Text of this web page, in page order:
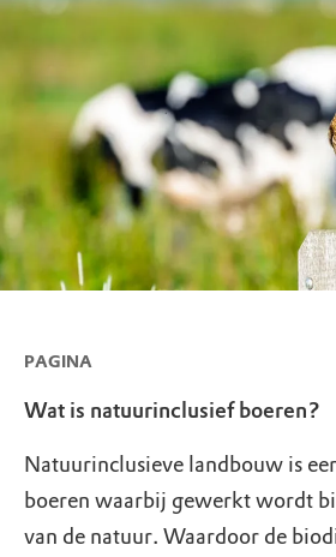
PAGINA
Wat is natuurinclusief boeren?
Natuurinclusieve landbouw is
boeren waarbij gewerkt wordt
van de natuur. Waardoor de